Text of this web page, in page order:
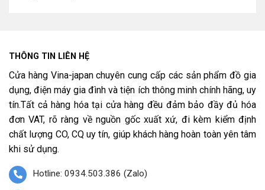
THÔNG TIN LIÊN HỆ
Cửa hàng Vina-japan chuyên cung cấp các sản phẩm đồ gia
dụng, điện máy gia đình và tiện ích thông minh chính hãng, uy
tín.Tất cả hàng hóa tại cửa hàng đều đảm bảo đầy đủ hóa
đơn VAT, rõ ràng về nguồn gốc xuất xứ, đi kèm kiểm định
chất lượng CO, CQ uy tín, giúp khách hàng hoàn toàn yên tâm
khi sử dụng.
Hotline: 0934.503.386 (Zalo)